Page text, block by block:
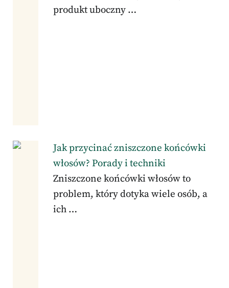
produkt uboczny …
Jak przycinać zniszczone końcówki
włosów? Porady i techniki
Zniszczone końcówki włosów to
problem, który dotyka wiele osób, a
ich …